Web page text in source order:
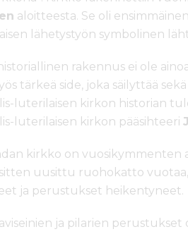
aloitteesta. Se oli
lähetystyön symbolinen
rakennus ei ole
tärkeä side, joka säilyttää
luterilaisen kirkon historian
luterilaisen kirkon pääsihteeri
kirkko on vuosikymmenten
uusittu ruohokatto
ja perustukset heikentyneet.
ja pilarien